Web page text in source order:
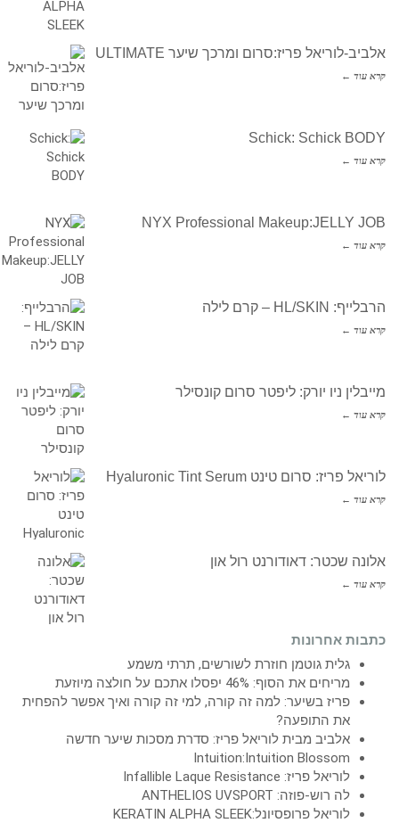
אלביב-לוריאל פריז:סרום ומרכך שיער ULTIMATE
קרא עוד ←
Schick: Schick BODY
קרא עוד ←
NYX Professional Makeup:JELLY JOB
קרא עוד ←
הרבלייף: HL/SKIN – קרם לילה
קרא עוד ←
מייבלין ניו יורק: ליפטר סרום קונסילר
קרא עוד ←
לוריאל פריז: סרום טינט Hyaluronic Tint Serum
קרא עוד ←
אלונה שכטר: דאודורנט רול און
קרא עוד ←
כתבות אחרונות
גלית גוטמן חוזרת לשורשים, תרתי משמע
מריחים את הסוף: 46% יפסלו אתכם על חולצה מיוזעת
פריז בשיער: למה זה קורה, למי זה קורה ואיך אפשר להפחית
את התופעה?
אלביב מבית לוריאל פריז: סדרת מסכות שיער חדשה
Intuition:Intuition Blossom
לוריאל פריז: Infallible Laque Resistance
לה רוש-פוזה: ANTHELIOS UVSPORT
לוריאל פרופסיונל:KERATIN ALPHA SLEEK